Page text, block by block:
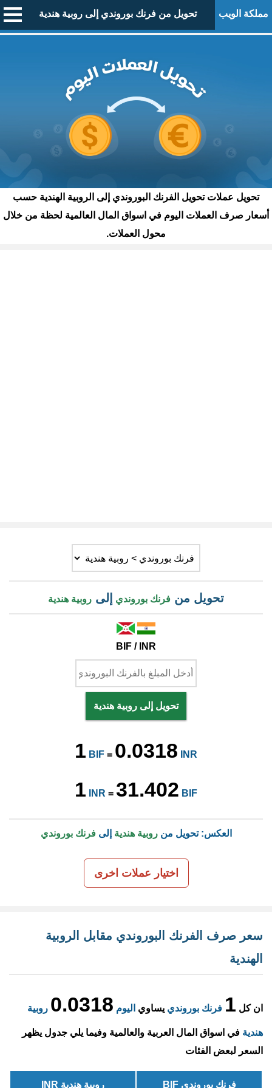
مملكة الويب تحويل من فرنك بوروندي إلى روبية هندية
تحويل عملات تحويل الفرنك البوروندي إلى الروبية الهندية حسب
أسعار صرف العملات اليوم في اسواق المال العالمية لحظة من خلال
محول العملات.
تحويل من فرنك بوروندي إلى روبية هندية
BIF / INR
تحويل إلى روبية هندية
1 BIF = 0.0318 INR
1 INR = 31.402 BIF
العكس: تحويل منروبية هندية إلىفرنك بوروندي
اختيار عملات اخرى
سعر صرف الفرنك البوروندي مقابل الروبية
الهندية
ان كل 1 فرنك بوروندي يساوي اليوم 0.0318 روبية
هندية في اسواق المال العربية والعالمية وفيما يلي جدول يظهر
السعر لبعض الفئات
فرنك بوروندي BIF روبية هندية INR